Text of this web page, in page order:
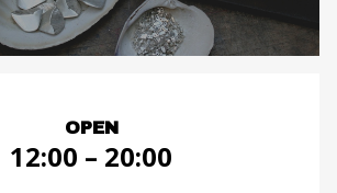
OPEN
12:00 – 20:00